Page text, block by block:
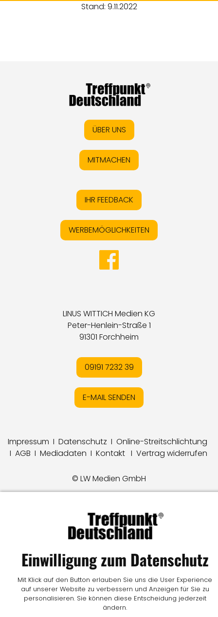
Stand: 9.11.2022
ÜBER UNS
MITMACHEN
IHR FEEDBACK
WERBEMÖGLICHKEITEN
LINUS WITTICH Medien KG
Peter-Henlein-Straße 1
91301 Forchheim
09191 7232 39
E-MAIL SENDEN
Impressum I Datenschutz I Online-Streitschlichtung
I AGB I Mediadaten I Kontakt I Vertrag widerrufen
© LW Medien GmbH
Einwilligung zum Datenschutz
Mit Klick auf den Button erlauben Sie uns die User Experience
auf unserer Website zu verbessern und Anzeigen für Sie zu
personalisieren. Sie können diese Entscheidung jederzeit
ändern.